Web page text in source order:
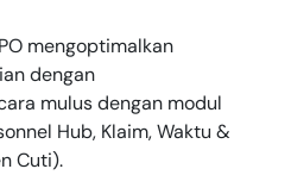
mengoptimalkan
dengan
mulus dengan modul
Hub, Klaim, Waktu &
Cuti).